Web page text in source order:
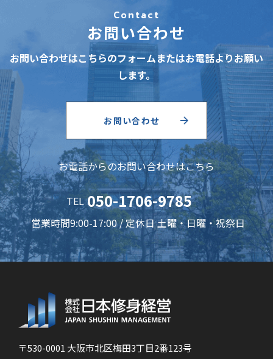
Contact
お問い合わせ
お問い合わせはこちらのフォームまたはお電話よりお願い
します。
お問い合わせ
お電話からのお問い合わせはこちら
TEL 050-1706-9785
営業時間9:00-17:00 / 定休日 土曜・日曜・祝祭日
〒530-0001 大阪市北区梅田3丁目2番123号